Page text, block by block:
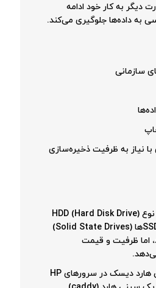
دیگر به کار خود ادامه
به داده‌ها جلوگیری می‌کند.
سازمانی
با نیاز به ظرفیت ذخیره‌سازی
این هارد دیسک از نوع HDD (Hard Disk Drive)
است و نسبت به SSDها (Solid State Drives)
اما ظرفیت و قیمت
برای استفاده از این هارد دیسک در سرورهای HP